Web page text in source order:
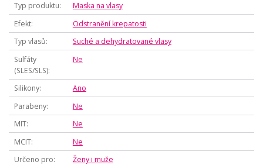
Typ produktu
Maska na vlasy
Efekt
Odstranění krepatosti
Typ vlasů
Suché a dehydratované vlasy
Sulfáty
(SLES/SLS)
Ne
Silikony
Ano
Parabeny
Ne
MIT
Ne
MCIT
Ne
Určeno pro
Ženy i muže